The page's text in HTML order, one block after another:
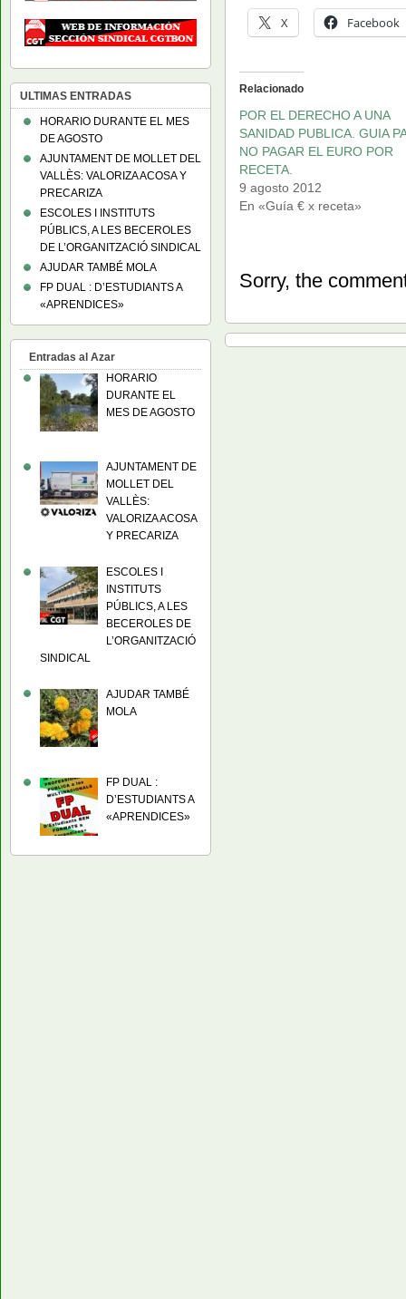
X Facebook
Relacionado
POR EL DERECHO A UNA
SANIDAD PUBLICA. GUIA
NO PAGAR EL EURO POR
RECETA.
9 agosto 2012
En «Guía € x receta»
Sorry, the
ULTIMAS ENTRADAS
HORARIO DURANTE EL MES
DE AGOSTO
AJUNTAMENT DE MOLLET DEL
VALLÈS: VALORIZA ACOSA Y
PRECARIZA
ESCOLES I INSTITUTS
PÚBLICS, A LES BECEROLES
DE L’ORGANITZACIÓ SINDICAL
AJUDAR TAMBÉ MOLA
FP DUAL : D’ESTUDIANTS A
«APRENDICES»
Entradas al Azar
HORARIO
DURANTE EL
MES DE AGOSTO
AJUNTAMENT DE
MOLLET DEL
VALLÈS:
VALORIZA ACOSA
Y PRECARIZA
ESCOLES I
INSTITUTS
PÚBLICS, A LES
BECEROLES DE
L’ORGANITZACIÓ
SINDICAL
AJUDAR TAMBÉ
MOLA
FP DUAL :
D’ESTUDIANTS A
«APRENDICES»